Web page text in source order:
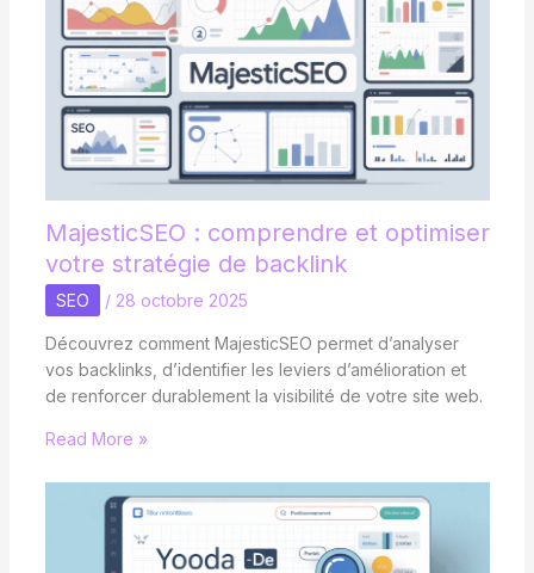
MajesticSEO : comprendre et optimiser
votre stratégie de backlink
SEO / 28 octobre 2025
Découvrez comment MajesticSEO permet d’analyser
vos backlinks, d’identifier les leviers d’amélioration et
de renforcer durablement la visibilité de votre site web.
Read More »